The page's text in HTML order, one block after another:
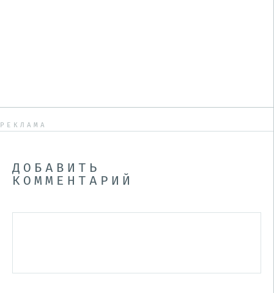
РЕКЛАМА
ДОБАВИТЬ
КОММЕНТАРИЙ